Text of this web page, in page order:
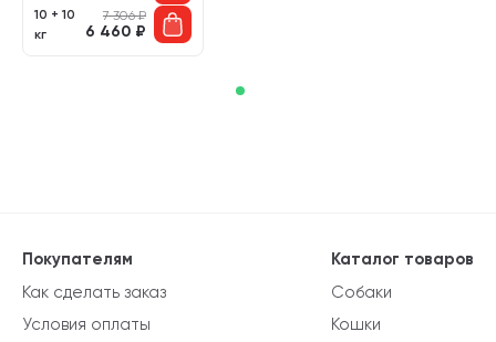
10 + 10
кг
7 306₽
6 460 ₽
Каталог товаров
Собаки
Кошки
Покупателям
Как сделать заказ
Условия оплаты